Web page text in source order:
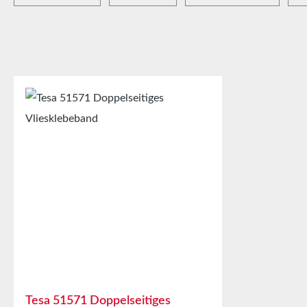
Tesa 51571 Doppelseitiges